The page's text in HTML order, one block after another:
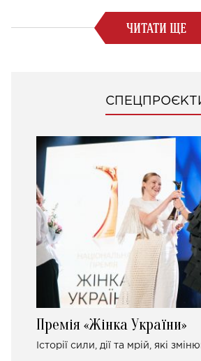
ЧИТАТИ ЩЕ
Премія «Жінка України»
Історії сили, дії та мрій, які